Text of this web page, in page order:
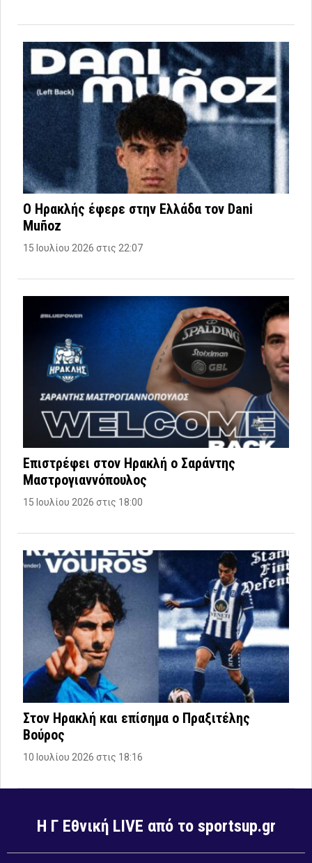
Ο Ηρακλής έφερε στην Ελλάδα τον Dani
Muñoz
15 Ιουλίου 2026 στις 22:07
Επιστρέφει στον Ηρακλή ο Σαράντης
Μαστρογιαννόπουλος
15 Ιουλίου 2026 στις 18:00
Στον Ηρακλή και επίσημα ο Πραξιτέλης
Βούρος
10 Ιουλίου 2026 στις 18:16
Η Γ Εθνική LIVE από το sportsup.gr